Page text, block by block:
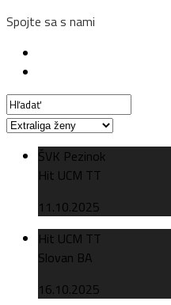
Spojte sa s nami
ŠVK Pezinok
Hit UCM TT
11.10.2025
Hit UCM TT
Slovan BA
16.10.2025